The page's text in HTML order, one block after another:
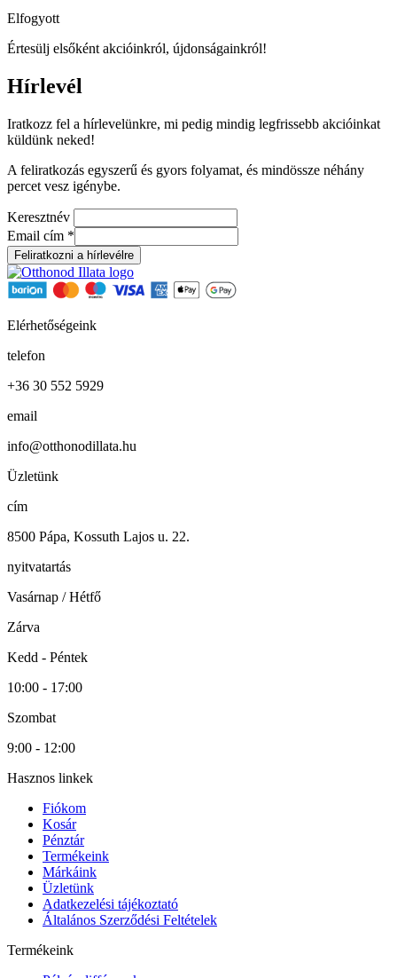
Elfogyott
Értesülj elsőként akcióinkról, újdonságainkról!
Hírlevél
Iratkozz fel a hírlevelünkre, mi pedig mindig legfrissebb akcióinkat
küldünk neked!
A feliratkozás egyszerű és gyors folyamat, és mindössze néhány
percet vesz igénybe.
Keresztnév
Email cím *
Elérhetőségeink
telefon
+36 30 552 5929
email
info@otthonodillata.hu
Üzletünk
cím
8500 Pápa, Kossuth Lajos u. 22.
nyitvatartás
Vasárnap / Hétfő
Zárva
Kedd - Péntek
10:00 - 17:00
Szombat
9:00 - 12:00
Hasznos linkek
Fiókom
Kosár
Pénztár
Termékeink
Márkáink
Üzletünk
Adatkezelési tájékoztató
Általános Szerződési Feltételek
Termékeink